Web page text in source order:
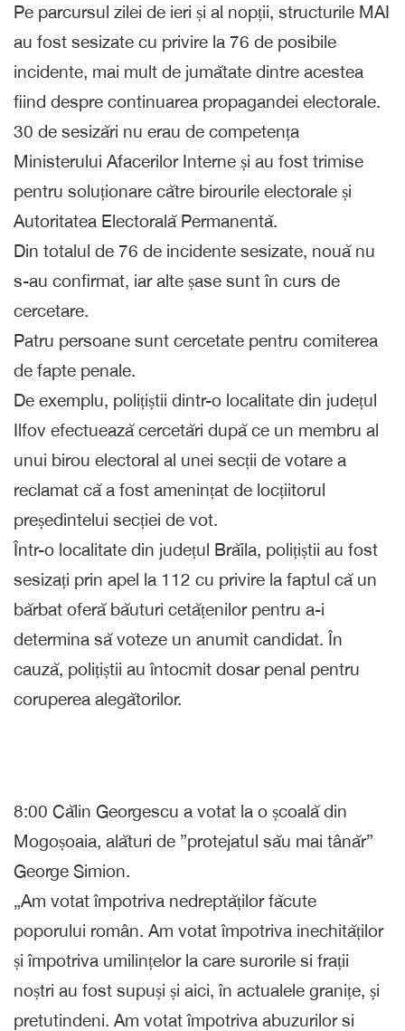
Pe parcursul zilei de ieri și al nopții, structurile MAI
au fost sesizate cu privire la 76 de posibile
incidente, mai mult de jumătate dintre acestea
fiind despre continuarea propagandei electorale.
30 de sesizări nu erau de competența
Ministerului Afacerilor Interne și au fost trimise
pentru soluționare către birourile electorale și
Autoritatea Electorală Permanentă.
Din totalul de 76 de incidente sesizate, nouă nu
s-au confirmat, iar alte șase sunt în curs de
cercetare.
Patru persoane sunt cercetate pentru comiterea
de fapte penale.
De exemplu, polițiștii dintr-o localitate din județul
Ilfov efectuează cercetări după ce un membru al
unui birou electoral al unei secții de votare a
reclamat că a fost amenințat de locțiitorul
președintelui secției de vot.
Într-o localitate din județul Brăila, polițiștii au fost
sesizați prin apel la 112 cu privire la faptul că un
bărbat oferă băuturi cetățenilor pentru a-i
determina să voteze un anumit candidat. În
cauză, polițiștii au întocmit dosar penal pentru
coruperea alegătorilor.
8:00 Călin Georgescu a votat la o școală din
Mogoșoaia, alături de ”protejatul său mai tânăr”
George Simion.
„Am votat împotriva nedreptăților făcute
poporului român. Am votat împotriva inechităților
și împotriva umilințelor la care surorile si frații
noștri au fost supuși și aici, în actualele granițe, și
pretutindeni. Am votat împotriva abuzurilor si